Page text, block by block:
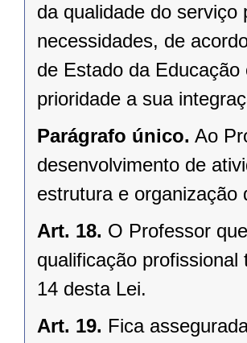
da qualidade do
necessidades, de
de Estado da
prioridade a sua
Parágrafo único. Ao
desenvolvimento de
estrutura e organização
Art. 18. O Professor
qualificação
14 desta Lei.
Art. 19. Fica